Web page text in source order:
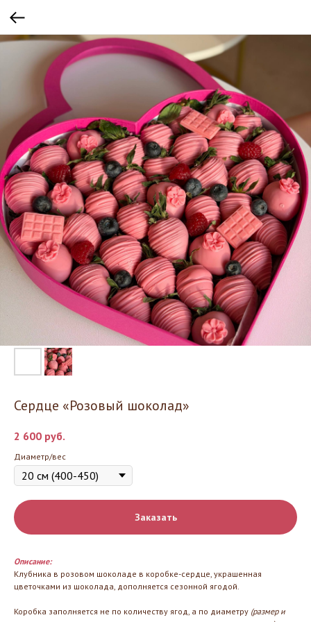
Сердце «Розовый шоколад»
2 600 руб.
Диаметр/вес
Заказать
Описание:
Клубника в розовом шоколаде в коробке-сердце, украшенная
цветочками из шоколада, дополняется сезонной ягодой.
Коробка заполняется не по количеству ягод, а по диаметру (размер и